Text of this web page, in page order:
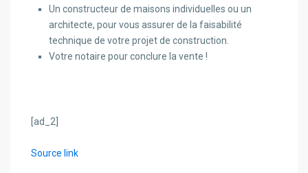
Un constructeur de maisons individuelles ou un
architecte, pour vous assurer de la faisabilité
technique de votre projet de construction.
Votre notaire pour conclure la vente !
[ad_2]
Source link